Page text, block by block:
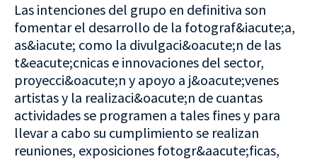
Las intenciones del grupo en definitiva son
fomentar el desarrollo de la fotograf&iacute;a,
as&iacute; como la divulgaci&oacute;n de las
t&eacute;cnicas e innovaciones del sector,
proyecci&oacute;n y apoyo a j&oacute;venes
artistas y la realizaci&oacute;n de cuantas
actividades se programen a tales fines y para
llevar a cabo su cumplimiento se realizan
reuniones, exposiciones fotogr&aacute;ficas,